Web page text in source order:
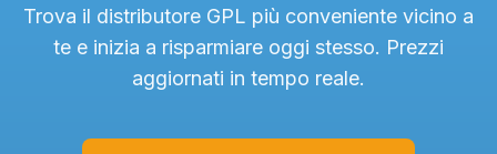
Trova il distributore GPL più conveniente vicino a
te e inizia a risparmiare oggi stesso. Prezzi
aggiornati in tempo reale.